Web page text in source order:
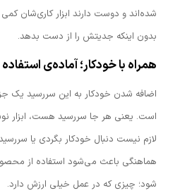
شده‌اند و دوست دارند ابزار کاری‌شان
بدون اینکه جدیتش را از دست بدهد.
همراه با خودکار؛ آماده‌ی
اضافه شدن خودکار به این سررسید یک
است. یعنی هر جا سررسید هست، ابزار
لازم نیست دنبال خودکار بگردی یا سررسید
هماهنگی باعث می‌شود استفاده از
شود؛ چیزی که در عمل خیلی ارزش دارد.